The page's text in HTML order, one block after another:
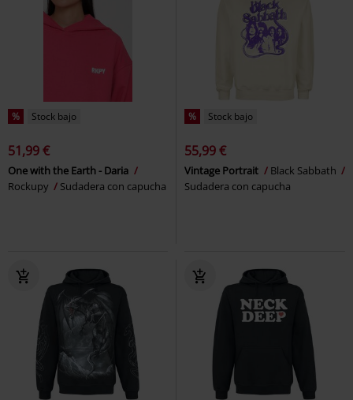
% Stock bajo
51,99 €
One with the Earth - Daria
Rockupy
Sudadera con capucha
% Stock bajo
55,99 €
Vintage Portrait
Black Sabbath
Sudadera con capucha